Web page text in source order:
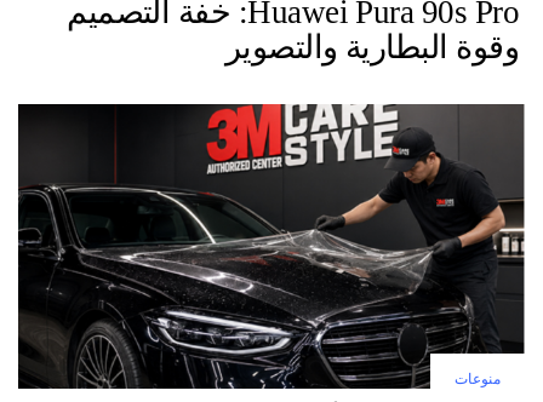
Huawei Pura 90s Pro: خفة التصميم
وقوة البطارية والتصوير
منوعات